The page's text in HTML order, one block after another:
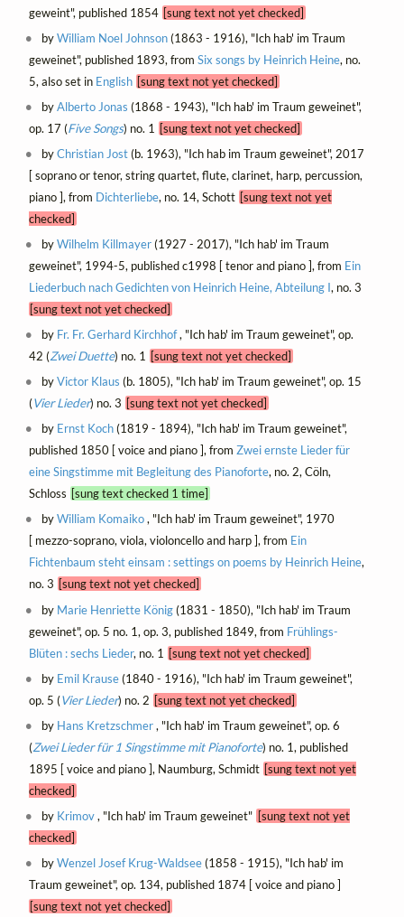
geweint", published 1854 [sung text not yet checked]
byWilliam Noel Johnson(1863 - 1916), "Ich hab' im Traum
geweinet", published 1893, from Six songs by Heinrich Heine, no.
5, also set in English [sung text not yet checked]
byAlberto Jonas (1868 - 1943), "Ich hab' im Traum geweinet",
op. 17 (Five Songs) no. 1
[sung text not yet checked]
byChristian Jost(b. 1963), "Ich hab im Traum geweinet", 2017
[ soprano or tenor, string quartet, flute, clarinet, harp, percussion,
piano ], from Dichterliebe, no. 14, Schott [sung text not yet
checked]
byWilhelm Killmayer(1927 - 2017), "Ich hab' im Traum
geweinet", 1994-5, published c1998 [ tenor and piano ], from Ein
Liederbuch nach Gedichten von Heinrich Heine, Abteilung I, no. 3
[sung text not yet checked]
by Fr. Fr. Gerhard Kirchhof, "Ich hab' im Traum geweinet", op.
42 (Zwei Duette) no. 1 [sung text not yet checked]
byVictor Klaus (b. 1805), "Ich hab' im Traum geweinet", op. 15
(Vier Lieder) no. 3 [sung text not yet checked]
by Ernst Koch(1819 - 1894), "Ich hab' im Traum geweinet",
published 1850 [ voice and piano ], from Zwei ernste Lieder für
eine Singstimme mit Begleitung des Pianoforte, no. 2, Cöln,
Schloss [sung text checked 1 time]
byWilliam Komaiko, "Ich hab' im Traum geweinet", 1970
[ mezzo-soprano, viola, violoncello and harp ], from Ein
Fichtenbaum steht einsam : settings on poems by Heinrich Heine,
no. 3 [sung text not yet checked]
by Marie Henriette König(1831 - 1850), "Ich hab' im Traum
geweinet", op. 5 no. 1, op. 3, published 1849, from Frühlings-
Blüten : sechs Lieder, no. 1 [sung text not yet checked]
by Emil Krause(1840 - 1916), "Ich hab' im Traum geweinet",
op. 5 (Vier Lieder) no. 2 [sung text not yet checked]
by Hans Kretzschmer, "Ich hab' im Traum geweinet", op. 6
(Zwei Lieder für 1 Singstimme mit Pianoforte) no. 1, published
1895 [ voice and piano ], Naumburg, Schmidt [sung text not yet
checked]
by Krimov, "Ich hab' im Traum geweinet" [sung text not yet
checked]
byWenzel Josef Krug-Waldsee(1858 - 1915), "Ich hab' im
Traum geweinet", op. 134, published 1874 [ voice and piano ]
[sung text not yet checked]